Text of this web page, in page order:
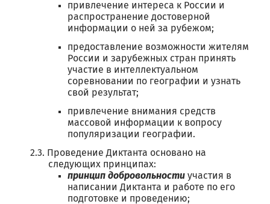
привлечение интереса к России и
распространение достоверной
информации о ней за рубежом;
предоставление возможности жителям
России и зарубежных стран принять
участие в интеллектуальном
соревновании по географии и узнать
свой результат;
привлечение внимания средств
массовой информации к вопросу
популяризации географии.
Проведение Диктанта основано на
следующих принципах:
принцип добровольности участия в
написании Диктанта и работе по его
подготовке и проведению;